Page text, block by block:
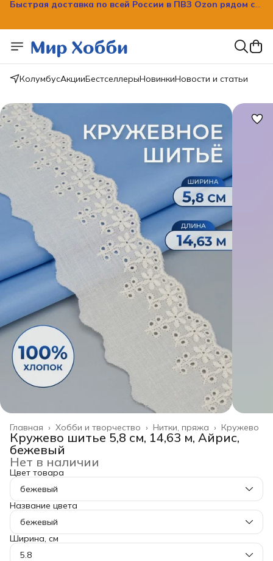
КолумбусАкцииБестселлерыНовинкиНовости и статьи
Кружево
Нитки, пряжа ›
Хобби и творчество ›
Главная ›
Кружево шитье 5,8 см, 14,63 м, Айрис,
бежевый
Нет в наличии
Цвет товара
бежевый
Название цвета
бежевый
Ширина, см
5.8